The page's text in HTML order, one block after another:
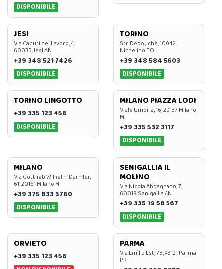
DISPONIBILE
JESI
Via Caduti del Lavoro, 4,
60035 Jesi AN
+39 348 521 7426
DISPONIBILE
TORINO
Str. Debouchè, 10042
Nichelino TO
+39 348 584 5603
DISPONIBILE
TORINO LINGOTTO
+39 335 123 456
DISPONIBILE
MILANO PIAZZA LODI
Viale Umbria, 16, 20137 Milano
MI
+39 335 532 3117
DISPONIBILE
MILANO
Via Gottlieb Wilhelm Daimler,
61, 20151 Milano MI
+39 375 833 6760
DISPONIBILE
SENIGALLIA IL
MOLINO
Via Nicola Abbagnano, 7,
60019 Senigallia AN
+39 335 19 58 567
DISPONIBILE
ORVIETO
+39 335 123 456
PARMA
Via Emilia Est, 7B, 43121 Parma
PR